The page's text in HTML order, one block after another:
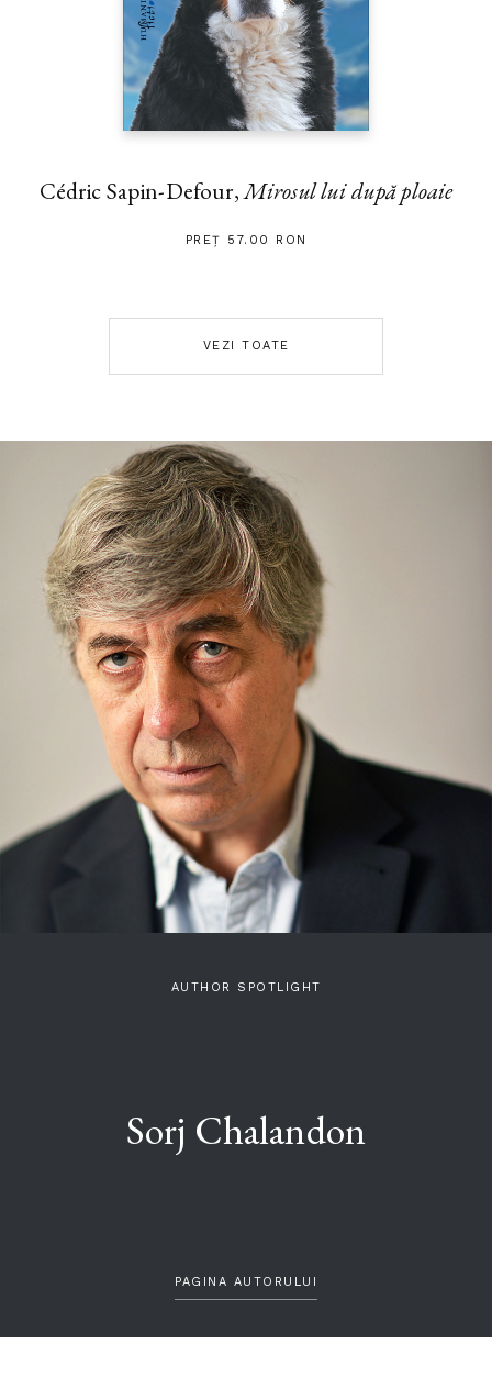
Cédric Sapin-Defour,Mirosul lui după ploaie
PREȚ 57.00 RON
VEZI TOATE
AUTHOR SPOTLIGHT
Sorj Chalandon
PAGINA AUTORULUI